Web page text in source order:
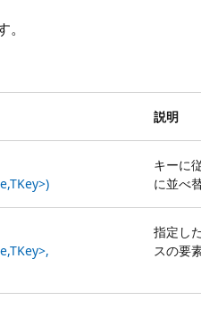
説明
キーに
に並べ
指定し
スの要